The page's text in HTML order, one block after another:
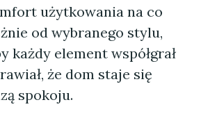
użytkowania na co
od wybranego stylu,
każdy element współgrał
że dom staje się
spokoju.